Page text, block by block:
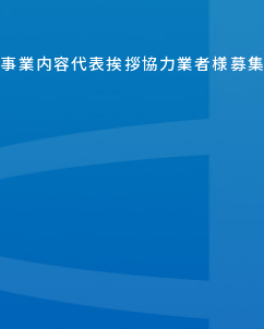
事業内容代表挨拶協力業者様募集